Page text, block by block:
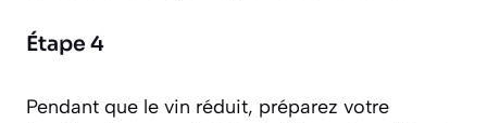
Étape 4
Pendant que le vin réduit, préparez votre